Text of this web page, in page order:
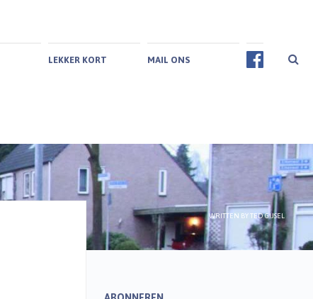
LEKKER KORT MAIL ONS
WRITTEN BYTED GIJSEL